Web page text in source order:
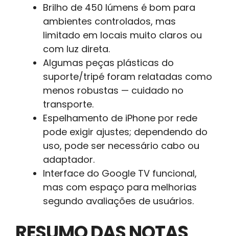
Brilho de 450 lúmens é bom para
ambientes controlados, mas
limitado em locais muito claros ou
com luz direta.
Algumas peças plásticas do
suporte/tripé foram relatadas como
menos robustas — cuidado no
transporte.
Espelhamento de iPhone por rede
pode exigir ajustes; dependendo do
uso, pode ser necessário cabo ou
adaptador.
Interface do Google TV funcional,
mas com espaço para melhorias
segundo avaliações de usuários.